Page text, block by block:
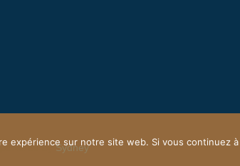
powered bySydney
expérience sur notre site web. Si vous